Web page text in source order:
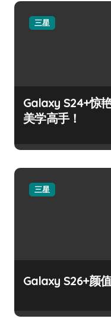
三星
Galaxy S24+惊
美学高手！
三星
Galaxy S26+颜